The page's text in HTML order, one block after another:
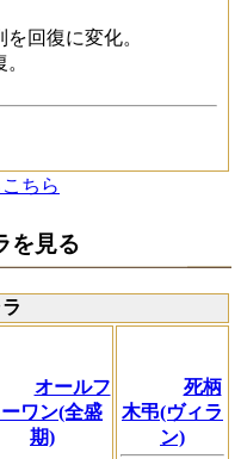
回復に変化。
ちら
を見る
オールフ
ーワン(全盛
期)
死柄
木弔(ヴィラ
ン)